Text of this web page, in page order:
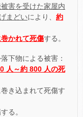
害を受けた家屋内
まどいにより、 約
かれて死傷する。
下物による被害：
人～約 800 人の死
き込まれて死傷す
る。